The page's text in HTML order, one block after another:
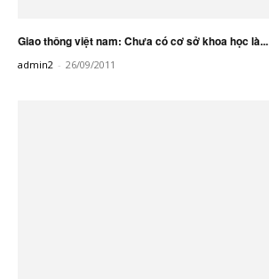
Giao thông việt nam: Chưa có cơ sở khoa học là...
admin2 - 26/09/2011